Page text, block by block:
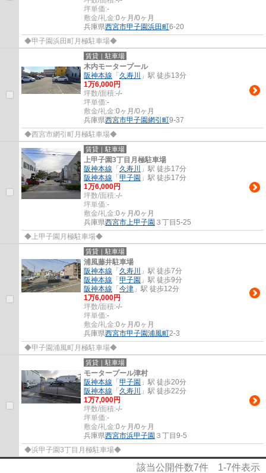
坪単価:-
敷金/礼金:0ヶ月/0ヶ月
兵庫県西宮市甲子園浜田町6-20
◆甲子園浜田町月極駐車場◆
賃貸｜駐車場
木内モータープール
阪神本線 「 久寿川
」駅 徒歩13分
1万6,000円
坪数/面積:-/-
坪単価:-
敷金/礼金:0ヶ月/0ヶ月
兵庫県西宮市甲子園網引町9-37
◆西宮市網引町月極駐車場◆
賃貸｜駐車場
上甲子園3丁目月極駐車場
阪神本線 「 久寿川
」駅 徒歩17分
阪神本線 「 甲子園 」駅 徒歩17分
1万6,000円
坪数/面積:-/-
坪単価:-
敷金/礼金:0ヶ月/0ヶ月
兵庫県西宮市上甲子園 ３丁目5-25
◆上甲子園月極駐車場◆
賃貸｜駐車場
浦風藤井駐車場
阪神本線 「 久寿川
」駅 徒歩7分
阪神本線 「 甲子園 」駅 徒歩9分
阪神本線 「 今津 」駅 徒歩12分
1万6,000円
坪数/面積:-/-
坪単価:-
敷金/礼金:0ヶ月/0ヶ月
兵庫県西宮市甲子園浦風町2-3
◆甲子園浦風町月極駐車場◆
賃貸｜駐車場
モータープール津村
阪神本線 「 甲子園 」駅 徒歩20分
阪神本線 「 久寿川
」駅 徒歩22分
1万7,000円
坪数/面積:-/-
坪単価:-
敷金/礼金:0ヶ月/0ヶ月
兵庫県西宮市浜甲子園 ３丁目9-5
◆浜甲子園3丁目月極駐車場◆
該当公開件数7件 1-7件表示